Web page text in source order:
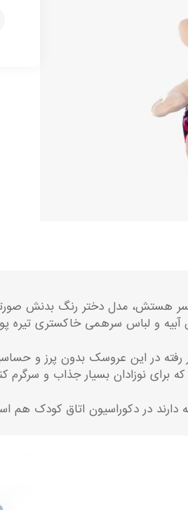
مدل دختر رنگ بدنش
و لباس سرهمی خاکستری تیره
رفته در این عروسک بدون پرز و
نوزادان بسیار جذاب و سرگرم
دارند در دکوراسیون اتاق کودک